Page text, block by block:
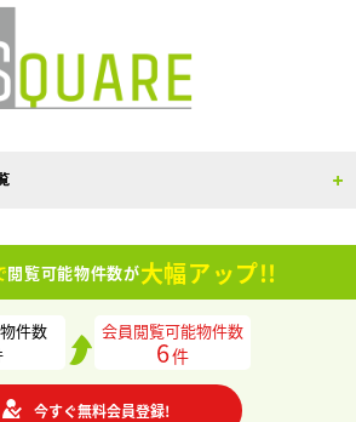
閲覧可能物件数が大幅アップ!!
件数 会員閲覧可能物件数
6件
今すぐ無料会員登録!